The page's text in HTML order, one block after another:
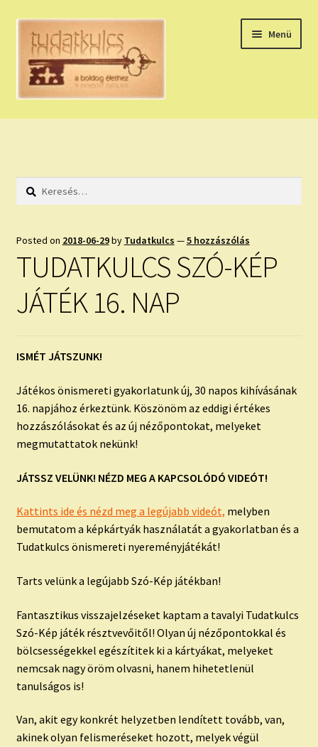
Ugrás
navigációhoz
Kilépés
tartalomba
Menü
HÚZZ EGY KÁRTYÁT!
HOLDNAPTÁR
NAPI ASZTROLÓGIA
KÉRJ EGY MEGERŐSÍTÉST!
ÍRJ NEKEM!
IRATKOZZ FEL A VIDEÓ CSATORNÁNKRA!
AJÁNDÉKOKKAL!
Keresés:
Posted on 2018-06-29by Tudatkulcs —5 hozzászólás
TUDATKULCS SZÓ-KÉP
JÁTÉK 16. NAP
ISMÉT JÁTSZUNK!
Játékos önismereti gyakorlatunk új, 30 napos kihívásának
16. napjához érkeztünk. Köszönöm az eddigi értékes
hozzászólásokat és az új nézőpontokat, melyeket
megmutattatok nekünk!
JÁTSSZ VELÜNK! NÉZD MEG A KAPCSOLÓDÓ VIDEÓT!
Kattints ide és nézd meg a legújabb videót, melyben
bemutatom a képkártyák használatát a gyakorlatban és a
Tudatkulcs önismereti nyereményjátékát!
Tarts velünk a legújabb Szó-Kép játékban!
Fantasztikus visszajelzéseket kaptam a tavalyi Tudatkulcs
Szó-Kép játék résztvevőitől! Olyan új nézőpontokkal és
bölcsességekkel egészítitek ki a kártyákat, melyeket
nemcsak nagy öröm olvasni, hanem hihetetlenül
tanulságos is!
Van, akit egy konkrét helyzetben lendített tovább, van,
akinek olyan felismeréseket hozott, melyek végül